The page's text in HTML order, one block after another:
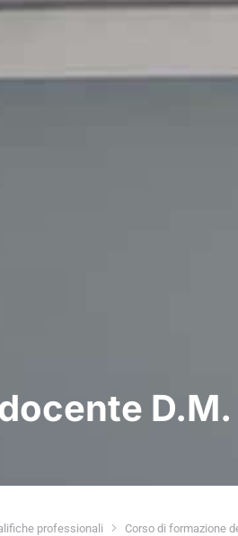
professionali Corso di formazione